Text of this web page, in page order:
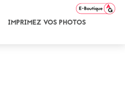
IMPRIMEZ VOS PHOTOS